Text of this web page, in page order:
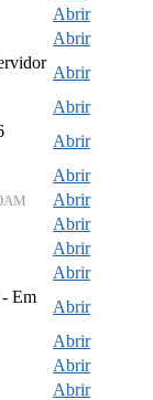
Abrir
Abrir
Abrir
Abrir
Abrir
Abrir
Abrir
Abrir
Abrir
Abrir
Em
Abrir
Abrir
Abrir
Abrir